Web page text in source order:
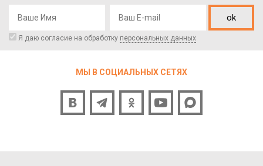
ok
Я даю согласие на обработку персональных данных
МЫ В СОЦИАЛЬНЫХ СЕТЯХ